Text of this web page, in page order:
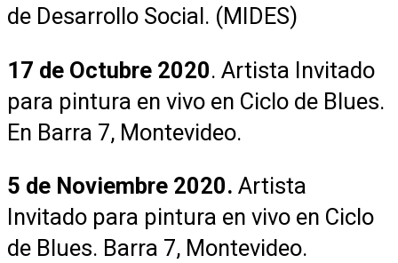
de Desarrollo Social. (MIDES)
17 de Octubre 2020. Artista Invitado
para pintura en vivo en Ciclo de Blues.
En Barra 7, Montevideo.
5 de Noviembre 2020. Artista
Invitado para pintura en vivo en Ciclo
de Blues. Barra 7, Montevideo.